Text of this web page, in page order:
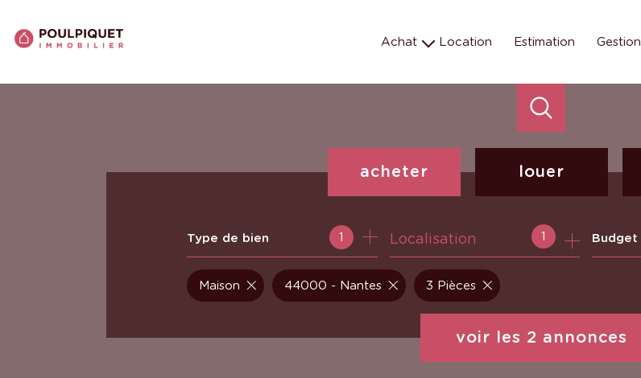
Achat
Programmes neufs
Location Estimation Gestion
acheter
de l'ancien
louer
à l'année
Type de bien 1 1
Localisation Budget
voir les 2 annonces
Maison 44000 - Nantes 3 Pièces